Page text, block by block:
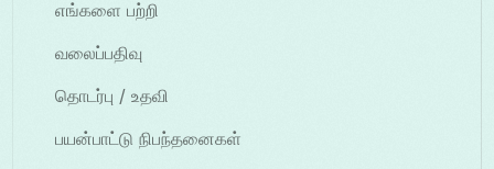
எங்களை பற்றி
வலைப்பதிவு
தொடர்பு / உதவி
பயன்பாட்டு நிபந்தனைகள்